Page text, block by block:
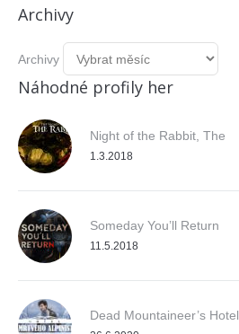
Archivy
Archivy
Náhodné profily her
Night of the Rabbit, The
1.3.2018
Someday You’ll Return
11.5.2018
Dead Mountaineer’s Hotel